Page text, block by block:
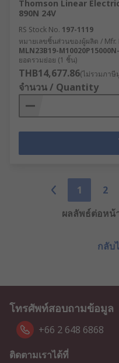
Thomson Linear
890N 24V
RS Stock No. 197-1119
หมายเลขชิ้นส่วนของผู้ผลิต / Mfr.
MLN23B19-
ยอดรวมย่อย (1 ชิ้น)
THB14,677.86(ไม่รวมภาษี
จำนวน / Quantity
1 2
ผลลัพธ์ต่อหน้
กลับ
โทรศัพท์สอบถามข้อมูล
+66 2 648 6868
ติดตามเราได้ที่